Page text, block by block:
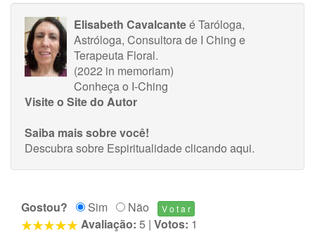
Elisabeth Cavalcanteé Taróloga,
Astróloga, Consultora de I Ching e
Terapeuta Floral.
(2022 in memoriam)
Conheça o I-Ching
Visite o Site do Autor
Saiba mais sobre você!
Descubra sobre Espiritualidadeclicando aqui.
Gostou? Sim
Não
Avaliação: 5 | Votos: 1